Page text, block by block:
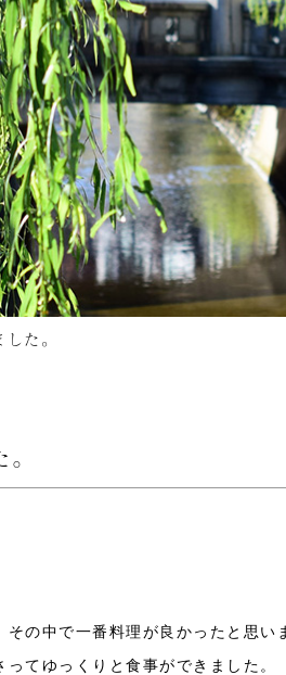
た。
の中で一番料理が良かったと思い
てゆっくりと食事ができました。